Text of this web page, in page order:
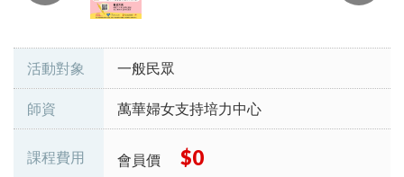
活動對象 一般民眾
師資 萬華婦女支持培力中心
課程費用 會員價 $0